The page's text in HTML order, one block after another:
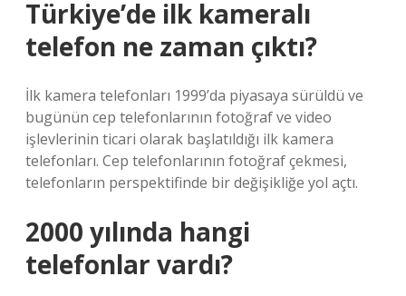
Türkiye’de ilk kameralı
telefon ne zaman çıktı?
İlk kamera telefonları 1999’da piyasaya sürüldü ve
bugünün cep telefonlarının fotoğraf ve video
işlevlerinin ticari olarak başlatıldığı ilk kamera
telefonları. Cep telefonlarının fotoğraf çekmesi,
telefonların perspektifinde bir değişikliğe yol açtı.
2000 yılında hangi
telefonlar vardı?